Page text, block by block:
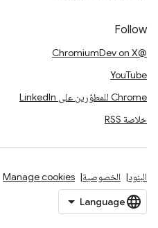
Follow
@ChromiumDev on X
YouTube
Chrome للمطوّرين على LinkedIn
خلاصة RSS
البنود الخصوصية Manage cookies